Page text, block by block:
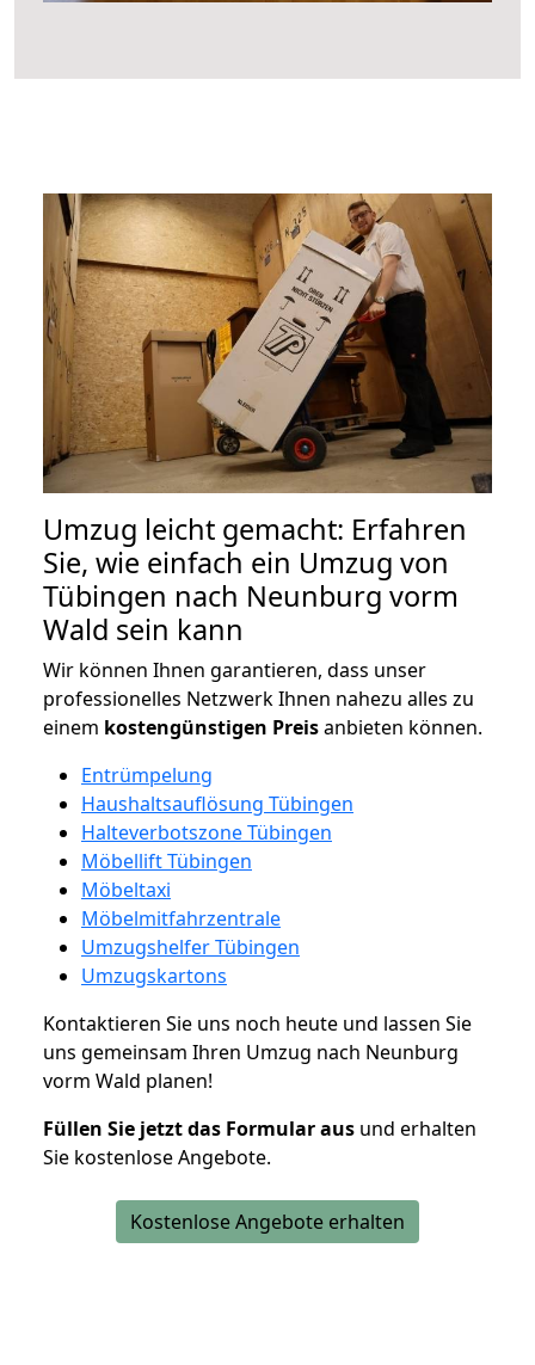
Umzug leicht gemacht: Erfahren
Sie, wie einfach ein Umzug von
Tübingen nach Neunburg vorm
Wald sein kann
Wir können Ihnen garantieren, dass unser
professionelles Netzwerk Ihnen nahezu alles zu
einem kostengünstigen Preisanbieten können.
Entrümpelung
Haushaltsauflösung Tübingen
Halteverbotszone Tübingen
Möbellift Tübingen
Möbeltaxi
Möbelmitfahrzentrale
Umzugshelfer Tübingen
Umzugskartons
Kontaktieren Sie uns noch heute und lassen Sie
uns gemeinsam Ihren Umzug nach Neunburg
vorm Wald planen!
Füllen Sie jetzt das Formular aus und erhalten
Sie kostenlose Angebote.
Kostenlose Angebote erhalten